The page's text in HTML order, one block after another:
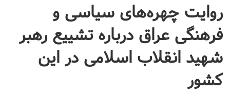
روایت چهره‌های سیاسی و
فرهنگی عراق درباره تشییع رهبر
شهید انقلاب اسلامی در این
کشور